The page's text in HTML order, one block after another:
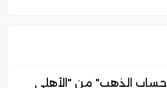
حساب الذهب" من "الأهلي